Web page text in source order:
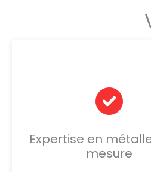
Expertise en
mesure